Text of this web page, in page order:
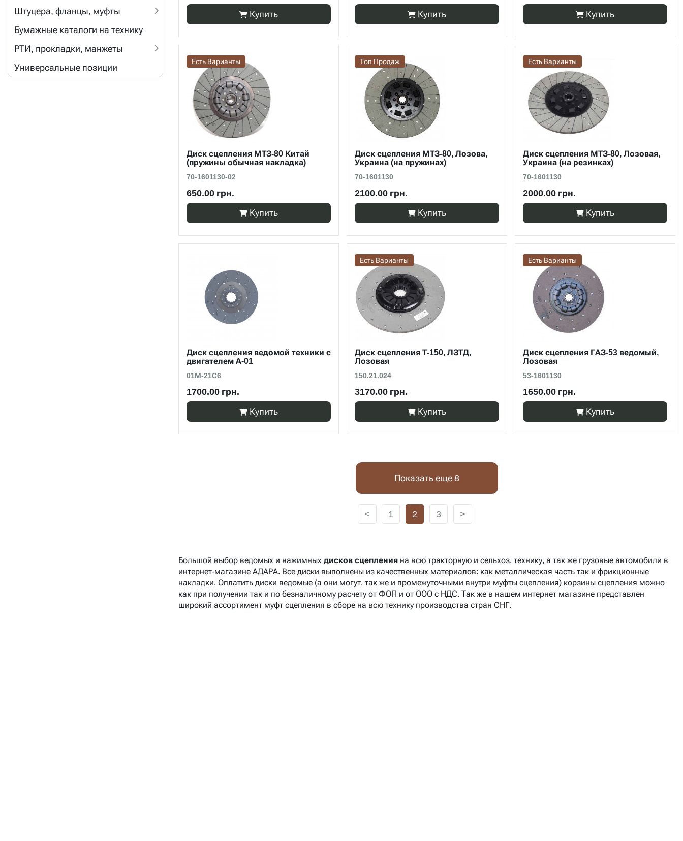
Штуцера, фланцы, муфты
Бумажные каталоги на технику
РТИ, прокладки, манжеты
Универсальные позиции
Купить
Купить
Купить
Есть Варианты
Диск сцепления МТЗ-80 Китай
(пружины обычная накладка)
70-1601130-02
650.00 грн.
Купить
Топ Продаж
Диск сцепления МТЗ-80, Лозова,
Украина (на пружинах)
70-1601130
2100.00 грн.
Купить
Есть Варианты
Диск сцепления МТЗ-80, Лозовая,
Украина (на резинках)
70-1601130
2000.00 грн.
Купить
Диск сцепления ведомой техники с
двигателем А-01
01М-21С6
1700.00 грн.
Купить
Есть Варианты
Диск сцепления Т-150, ЛЗТД,
Лозовая
150.21.024
3170.00 грн.
Купить
Есть Варианты
Диск сцепления ГАЗ-53 ведомый,
Лозовая
53-1601130
1650.00 грн.
Купить
Показать еще 8
< 1 2 3 >
Большой выбор ведомых и нажимных дисков сцепления на всю тракторную и сельхоз. технику, а так же грузовые автомобили в
интернет-магазине АДАРА. Все диски выполнены из качественных материалов: как металлическая часть так и фрикционные
накладки. Оплатить диски ведомые (а они могут, так же и промежуточными внутри муфты сцепления) корзины сцепления можно
как при получении так и по безналичному расчету от ФОП и от ООО с НДС. Так же в нашем интернет магазине представлен
широкий ассортимент муфт сцепления в сборе на всю технику производства стран СНГ.